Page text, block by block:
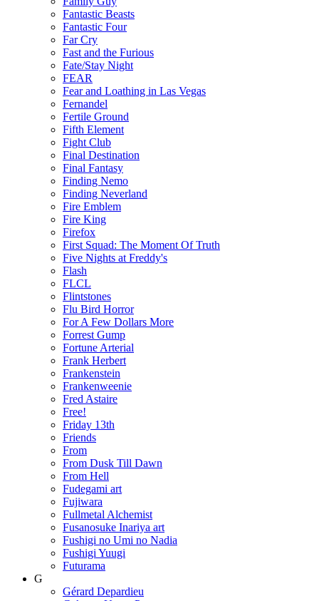
Fantastic Beasts
Fantastic Four
Far Cry
Fast and the Furious
Fate/Stay Night
FEAR
Fear and Loathing in Las Vegas
Fernandel
Fertile Ground
Fifth Element
Fight Club
Final Destination
Final Fantasy
Finding Nemo
Finding Neverland
Fire Emblem
Fire King
Firefox
First Squad: The Moment Of Truth
Five Nights at Freddy's
Flash
FLCL
Flintstones
Flu Bird Horror
For A Few Dollars More
Forrest Gump
Fortune Arterial
Frank Herbert
Frankenstein
Frankenweenie
Fred Astaire
Free!
Friday 13th
Friends
From
From Dusk Till Dawn
From Hell
Fudegami art
Fujiwara
Fullmetal Alchemist
Fusanosuke Inariya art
Fushigi no Umi no Nadia
Fushigi Yuugi
Futurama
G
Gérard Depardieu